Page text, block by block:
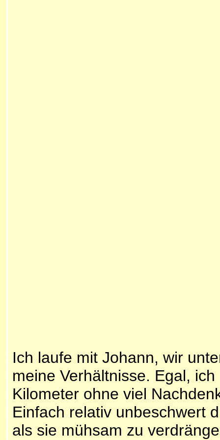
Ich laufe mit Johann, wir
meine Verhältnisse. Egal,
Kilometer ohne viel
Einfach relativ unbeschwert
als sie mühsam zu